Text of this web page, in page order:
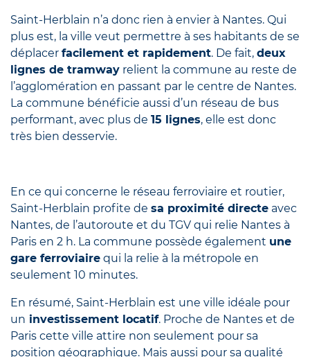
Saint-Herblain n’a donc rien à envier à Nantes. Qui
plus est, la ville veut permettre à ses habitants de se
déplacer facilement et rapidement. De fait, deux
lignes de tramway relient la commune au reste de
l’agglomération en passant par le centre de Nantes.
La commune bénéficie aussi d’un réseau de bus
performant, avec plus de 15 lignes, elle est donc
très bien desservie.
En ce qui concerne le réseau ferroviaire et routier,
Saint-Herblain profite de sa proximité directe avec
Nantes, de l’autoroute et du TGV qui relie Nantes à
Paris en 2 h. La commune possède également une
gare ferroviaire qui la relie à la métropole en
seulement 10 minutes.
En résumé, Saint-Herblain est une ville idéale pour
un investissement locatif. Proche de Nantes et de
Paris cette ville attire non seulement pour sa
position géographique. Mais aussi pour sa qualité